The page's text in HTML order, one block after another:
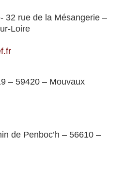
32 rue de la Mésangerie –
Loire
– 59420 – Mouvaux
de Penboc’h – 56610 –